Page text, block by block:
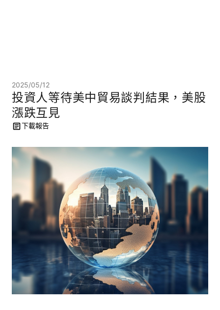
2025/05/12
投資人等待美中貿易談判結果，美股
漲跌互見
下載報告